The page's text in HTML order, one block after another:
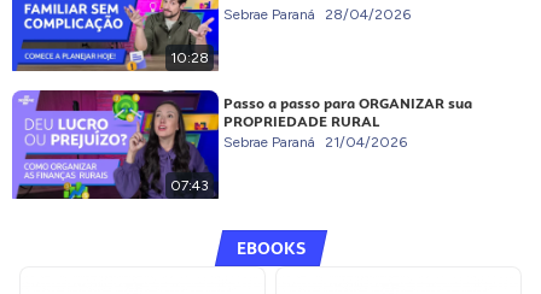
10:28
Sebrae Paraná 28/04/2026
07:43
Passo a passo para ORGANIZAR sua
PROPRIEDADE RURAL
Sebrae Paraná 21/04/2026
EBOOKS